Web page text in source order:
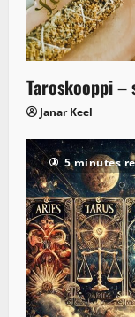
Taroskooppi
Janar Keel
5 minutes